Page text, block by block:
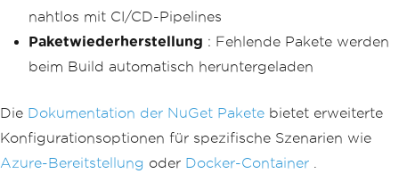
nahtlos mit CI/CD-Pipelines
Paketwiederherstellung : Fehlende Pakete werden
beim Build automatisch heruntergeladen
Die Dokumentation der NuGet Pakete bietet erweiterte
Konfigurationsoptionen für spezifische Szenarien wie
Azure-Bereitstellung oder Docker-Container